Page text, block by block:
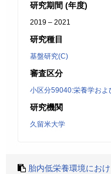
研究期間 (年度)
2019 – 2021
研究種目
基盤研究(C)
審査区分
小区分59040:栄養学およ
研究機関
久留米大学
胎内低栄養環境にお